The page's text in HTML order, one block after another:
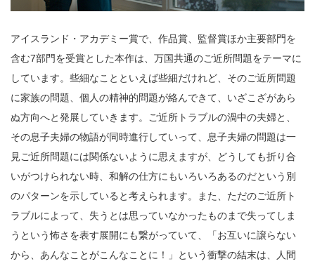
アイスランド・アカデミー賞で、作品賞、監督賞ほか主要部門を
含む7部門を受賞とした本作は、万国共通のご近所問題をテーマに
しています。些細なことといえば些細だけれど、そのご近所問題
に家族の問題、個人の精神的問題が絡んできて、いざこざがあら
ぬ方向へと発展していきます。ご近所トラブルの渦中の夫婦と、
その息子夫婦の物語が同時進行していって、息子夫婦の問題は一
見ご近所問題には関係ないように思えますが、どうしても折り合
いがつけられない時、和解の仕方にもいろいろあるのだという別
のパターンを示していると考えられます。また、ただのご近所ト
ラブルによって、失うとは思っていなかったものまで失ってしま
うという怖さを表す展開にも繋がっていて、「お互いに譲らない
から、あんなことがこんなことに！」という衝撃の結末は、人間